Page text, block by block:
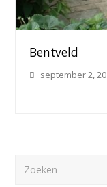
Bentveld
september 2,